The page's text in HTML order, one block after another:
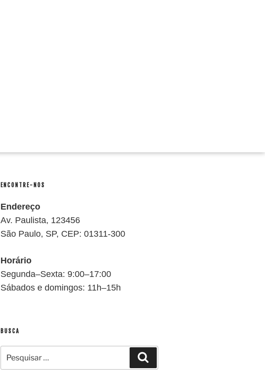
ENCONTRE-NOS
Endereço
Av. Paulista, 123456
São Paulo, SP, CEP: 01311-300
Horário
Segunda–Sexta: 9:00–17:00
Sábados e domingos: 11h–15h
BUSCA
por: